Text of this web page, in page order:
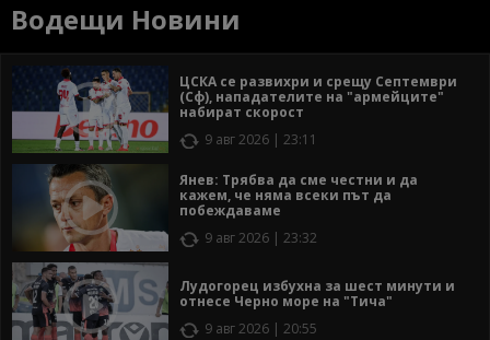
Водещи Новини
ЦСКА се развихри и срещу Септември
(Сф), нападателите на "армейците"
набират скорост
9 авг 2026 | 23:11
Янев: Трябва да сме честни и да
кажем, че няма всеки път да
побеждаваме
9 авг 2026 | 23:32
Лудогорец избухна за шест минути и
отнесе Черно море на "Тича"
9 авг 2026 | 20:55